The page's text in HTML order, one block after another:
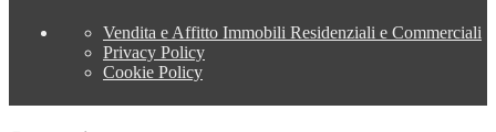
Vendita e Affitto Immobili Residenziali e Commerciali
Privacy Policy
Cookie Policy